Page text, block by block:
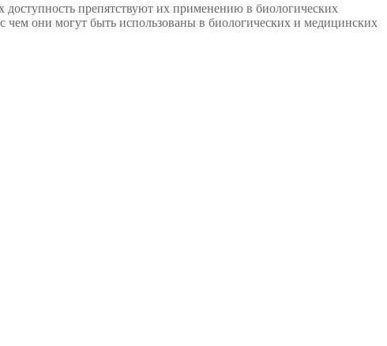
препятствуют их применению в биологических
чем они могут быть использованы в биологических и медицинских